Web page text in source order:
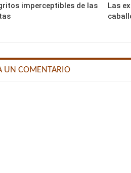
imperceptibles de las
Las
UN COMENTARIO